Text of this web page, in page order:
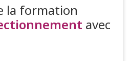
la formation
avec